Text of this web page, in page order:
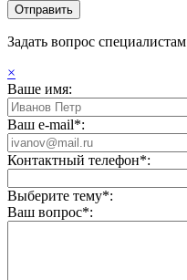
Задать вопрос специалистам
×
Ваше имя:
Ваш e-mail*:
Контактный телефон*:
Выберите тему*:
Ваш вопрос*: